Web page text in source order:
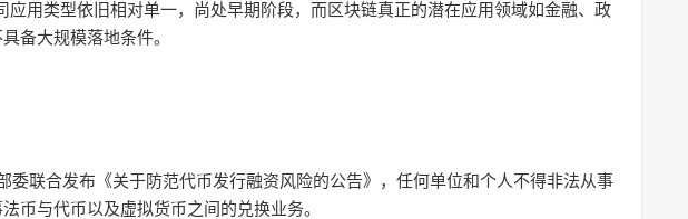
应用类型依旧相对单一，尚处早期阶段，而区块链真正的潜在应用领域如金融、政
备大规模落地条件。
委联合发布《关于防范代币发行融资风险的公告》，任何单位和个人不得非法从事
币与代币以及虚拟货币之间的兑换业务。